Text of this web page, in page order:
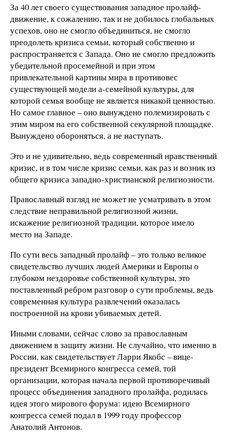
За 40 лет своего существования западное пролайф-
движение, к сожалению, так и не добилось глобальных
успехов, оно не смогло объединиться, не смогло
преодолеть кризиса семьи, который собственно и
распространяется с Запада. Оно не смогло предложить
убедительной просемейной и при этом
привлекательной картины мира в противовес
существующей модели а-семейной культуры, для
которой семья вообще не является никакой ценностью.
Но самое главное – оно вынуждено полемизировать с
этим миром на его собственной секулярной площадке.
Вынуждено обороняться, а не наступать.
Это и не удивительно, ведь современный нравственный
кризис, и в том числе кризис семьи, как раз и возник из
общего кризиса западно-христианской религиозности.
Православный взгляд не может не усматривать в этом
следствие неправильной религиозной жизни,
искажение религиозной традиции, которое имело
место на Западе.
По сути весь западный пролайф – это только великое
свидетельство лучших людей Америки и Европы о
глубоком нездоровье собственной культуры, это
поставленный ребром разговор о сути проблемы, ведь
современная культура развлечений оказалась
построенной на крови убиваемых детей.
Иными словами, сейчас слово за православным
движением в защиту жизни. Не случайно, что именно в
России, как свидетельствует Ларри Якобс – вице-
президент Всемирного конгресса семей, той
организации, которая начала первой противоречивый
процесс объединения западного пролайфа, родилась
идея этого мирового форума: идею Всемирного
конгресса семей подал в 1999 году профессор
Анатолий Антонов.